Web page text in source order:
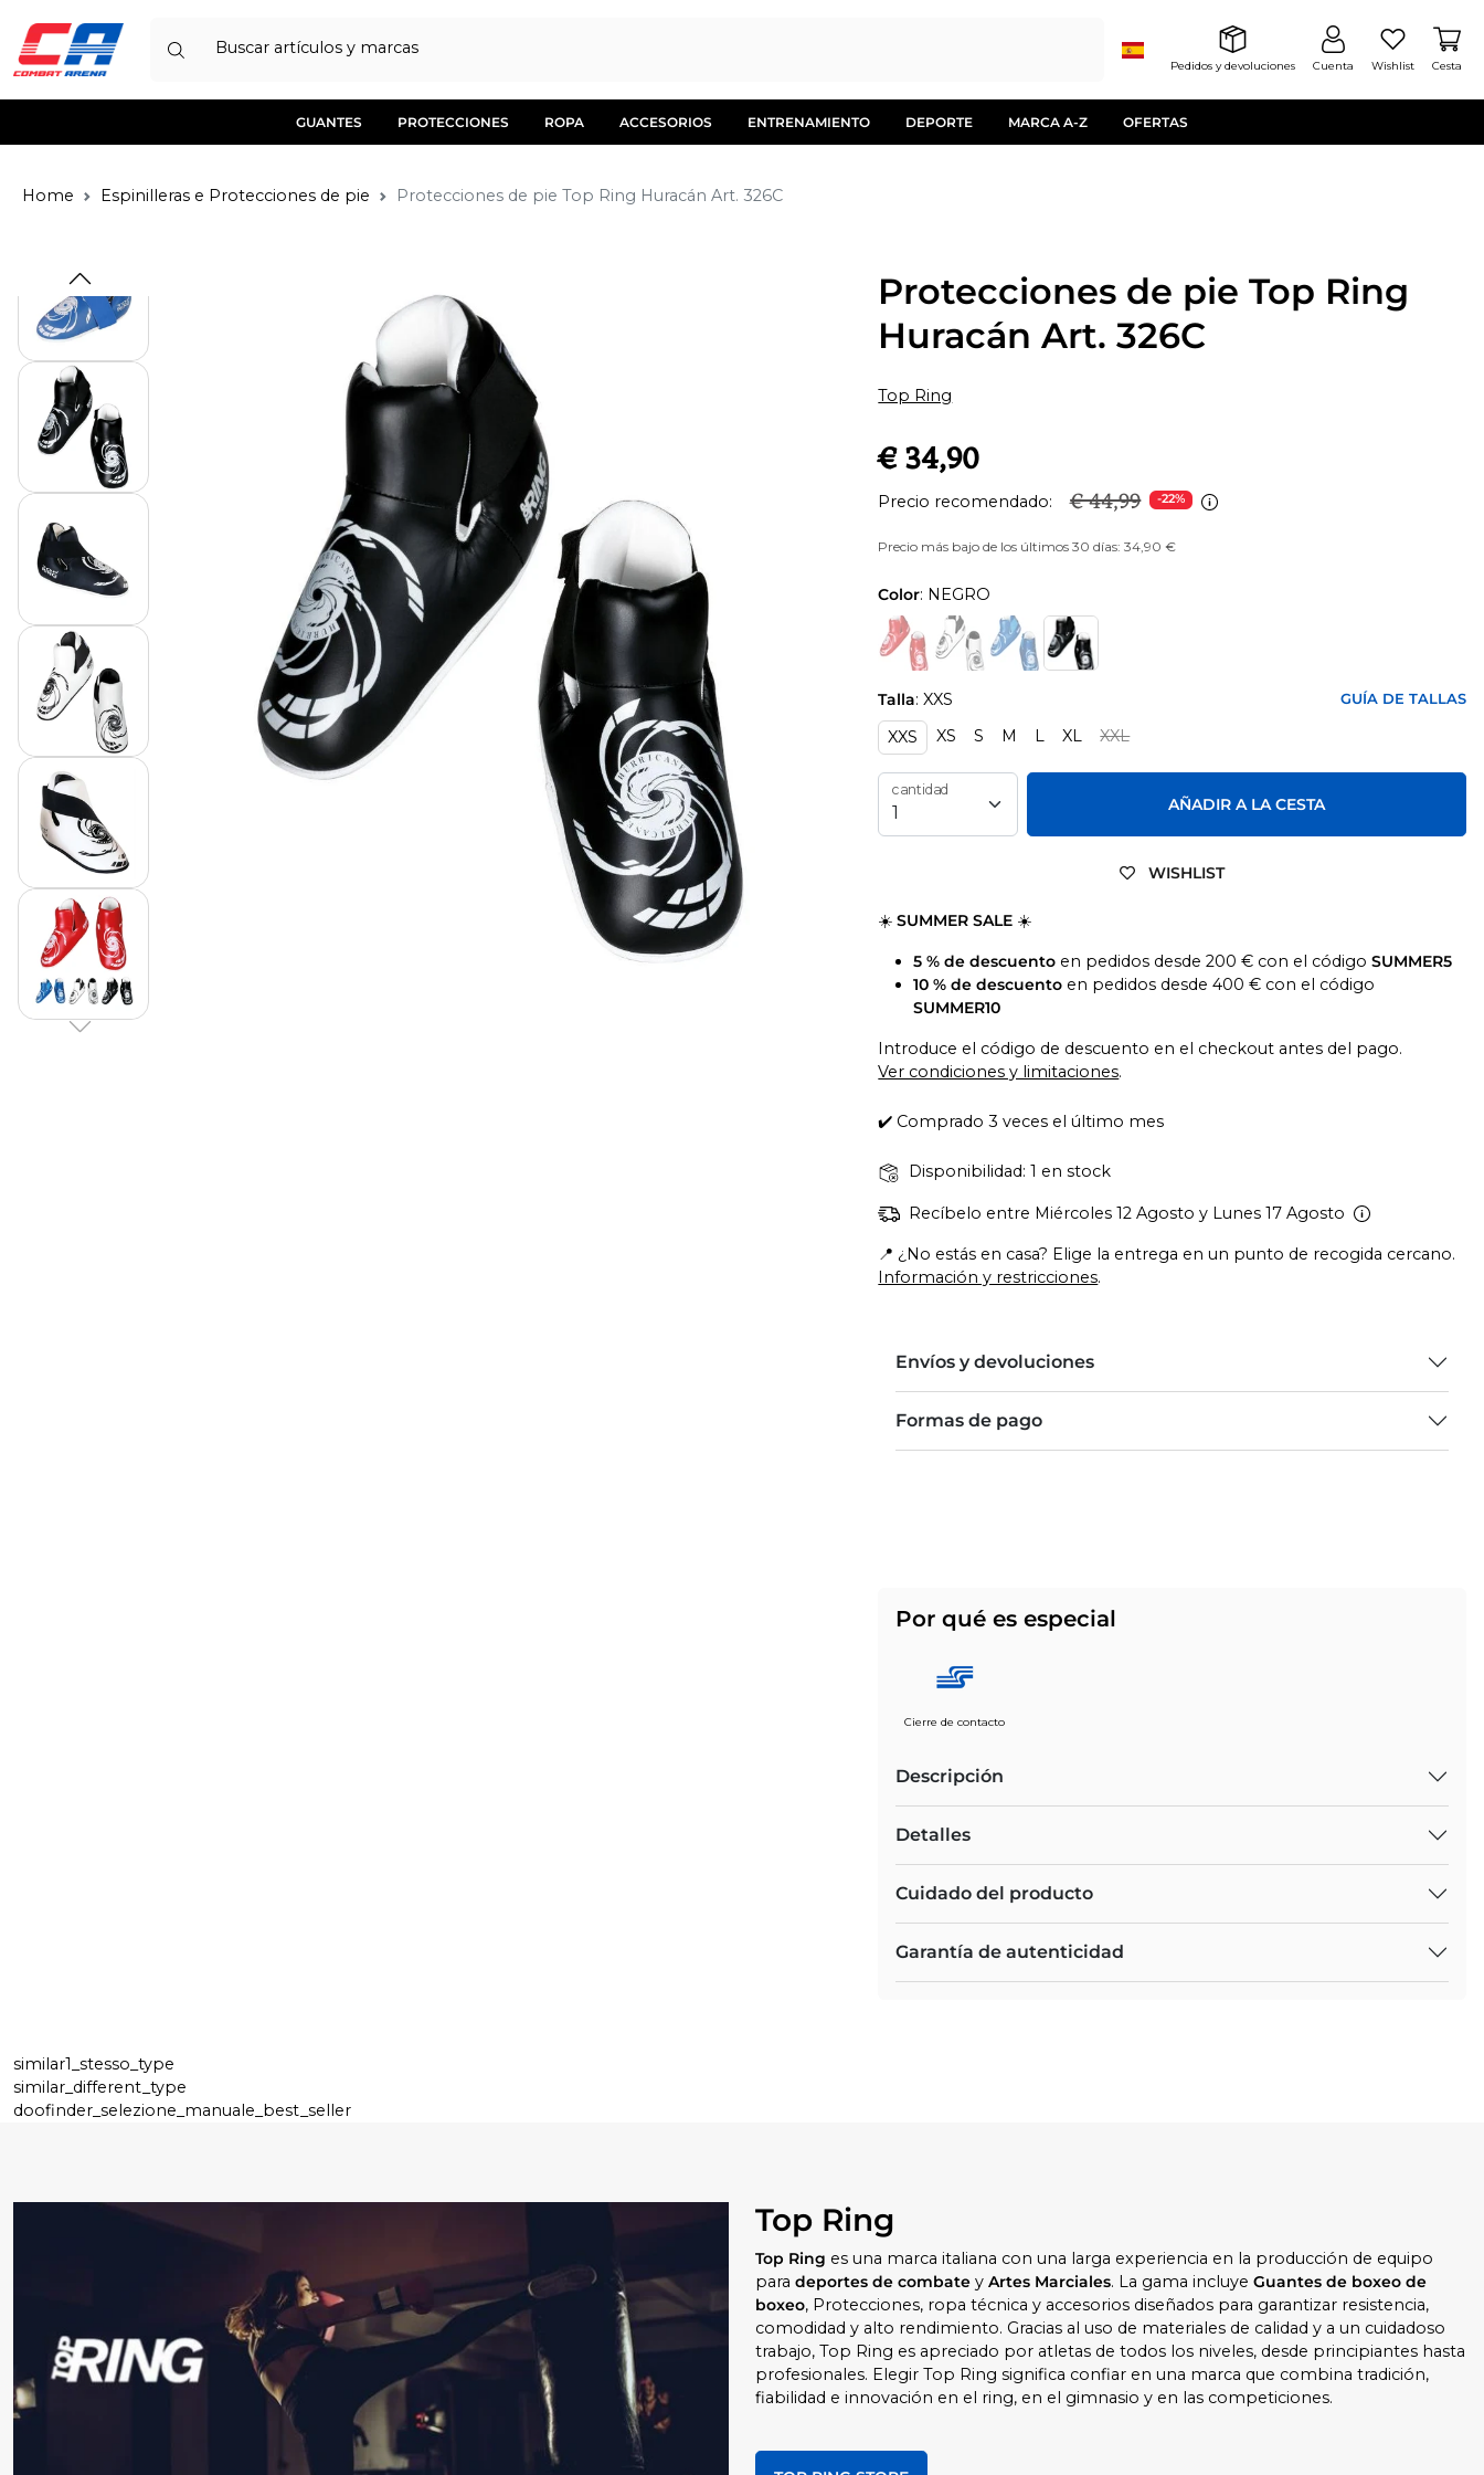
Buscar artículos y marcas
Pedidos y devoluciones Cuenta Wishlist Cesta
GUANTES PROTECCIONES ROPA ACCESORIOS ENTRENAMIENTO DEPORTE MARCA A-Z OFERTAS
Home Espinilleras e Protecciones de pie Protecciones de pie Top Ring Huracán Art. 326C
Protecciones de pie Top Ring
Huracán Art. 326C
Top Ring
€ 34,90
Precio recomendado: € 44,99 -22%
Precio más bajo de los últimos 30 días: 34,90 €
Color: NEGRO
Talla: XXS GUÍA DE TALLAS
XXS XS S M L XL XXL
cantidad
AÑADIR A LA CESTA
WISHLIST
☀️SUMMER SALE ☀️
5 % de descuento en pedidos desde 200 € con el códigoSUMMER5
10 % de descuento en pedidos desde 400 € con el código
SUMMER10
Introduce el código de descuento en el checkout antes del pago.
Ver condiciones y limitaciones.
✔️ Comprado 3 veces el último mes
Disponibilidad: 1 en stock
Recíbelo entre Miércoles 12 Agosto y Lunes 17 Agosto
📍 ¿No estás en casa? Elige la entrega en un punto de recogida cercano.
Información y restricciones.
Envíos y devoluciones
Formas de pago
Por qué es especial
Cierre de contacto
Descripción
Detalles
Cuidado del producto
Garantía de autenticidad
similar1_stesso_type
similar_different_type
doofinder_selezione_manuale_best_seller
Top Ring
Top Ring es una marca italiana con una larga experiencia en la producción de equipo
para deportes de combate y Artes Marciales. La gama incluye Guantes de boxeo de
boxeo, Protecciones, ropa técnica y accesorios diseñados para garantizar resistencia,
comodidad y alto rendimiento. Gracias al uso de materiales de calidad y a un cuidadoso
trabajo, Top Ring es apreciado por atletas de todos los niveles, desde principiantes hasta
profesionales. Elegir Top Ring significa confiar en una marca que combina tradición,
fiabilidad e innovación en el ring, en el gimnasio y en las competiciones.